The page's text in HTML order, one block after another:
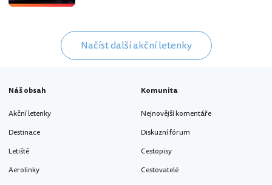
Načíst další akční letenky
Náš obsah
Akční letenky
Destinace
Letiště
Aerolinky
Komunita
Nejnovější komentáře
Diskuzní fórum
Cestopisy
Cestovatelé